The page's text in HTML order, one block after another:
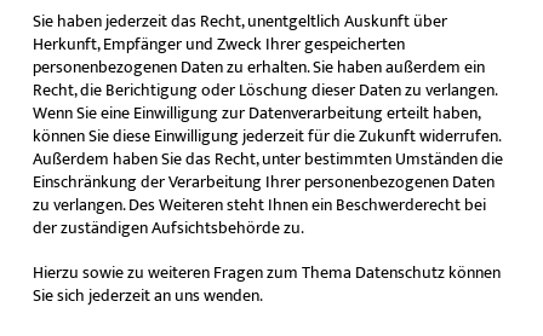
Sie haben jederzeit das Recht, unentgeltlich Auskunft über
Herkunft, Empfänger und Zweck Ihrer gespeicherten
personenbezogenen Daten zu erhalten. Sie haben außerdem ein
Recht, die Berichtigung oder Löschung dieser Daten zu verlangen.
Wenn Sie eine Einwilligung zur Datenverarbeitung erteilt haben,
können Sie diese Einwilligung jederzeit für die Zukunft widerrufen.
Außerdem haben Sie das Recht, unter bestimmten Umständen die
Einschränkung der Verarbeitung Ihrer personenbezogenen Daten
zu verlangen. Des Weiteren steht Ihnen ein Beschwerderecht bei
der zuständigen Aufsichtsbehörde zu.
Hierzu sowie zu weiteren Fragen zum Thema Datenschutz können
Sie sich jederzeit an uns wenden.